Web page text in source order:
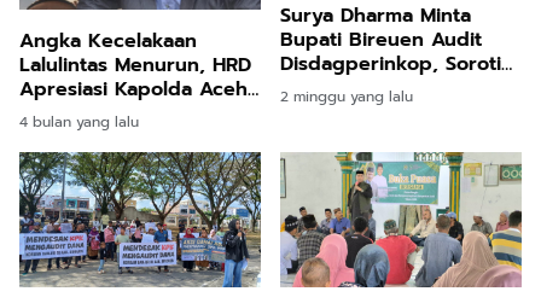
Angka Kecelakaan
Lalulintas Menurun, HRD
Apresiasi Kapolda Aceh
dan Jajarannya
4 bulan yang lalu
Surya Dharma Minta
Bupati Bireuen Audit
Disdagperinkop, Soroti
Integritas PAD
2 minggu yang lalu